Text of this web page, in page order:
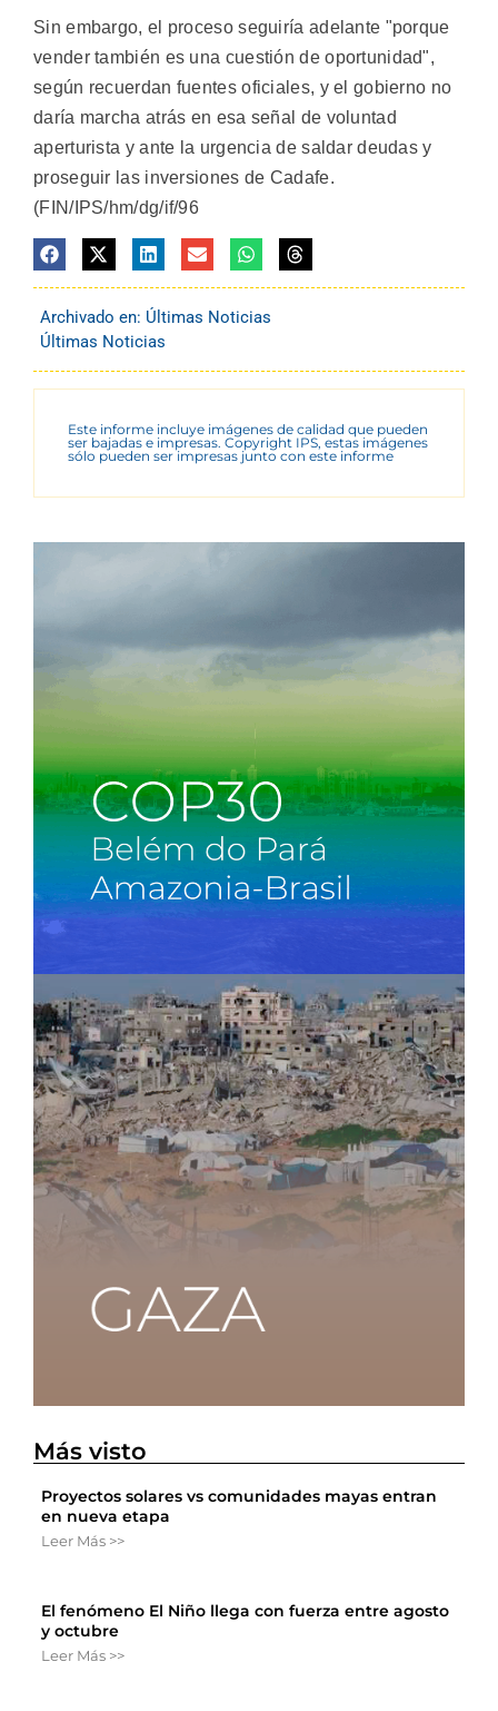
Sin embargo, el proceso seguiría adelante "porque
vender también es una cuestión de oportunidad",
según recuerdan fuentes oficiales, y el gobierno no
daría marcha atrás en esa señal de voluntad
aperturista y ante la urgencia de saldar deudas y
proseguir las inversiones de Cadafe.
(FIN/IPS/hm/dg/if/96
Archivado en: Últimas Noticias
Últimas Noticias
Este informe incluye imágenes de calidad que pueden
ser bajadas e impresas. Copyright IPS, estas imágenes
sólo pueden ser impresas junto con este informe
Más visto
Proyectos solares vs comunidades mayas entran
en nueva etapa
Leer Más >>
El fenómeno El Niño llega con fuerza entre agosto
y octubre
Leer Más >>